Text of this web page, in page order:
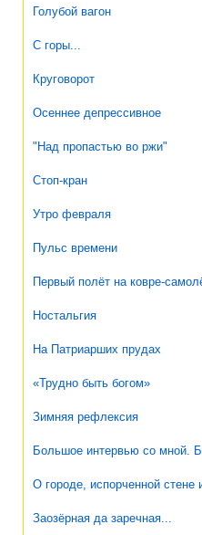
Голубой вагон
С горы...
Круговорот
Осеннее депрессивное
"Над пропастью во ржи"
Стоп-кран
Утро февраля
Пульс времени
Первый полёт на ковре-
Ностальгия
На Патриарших прудах
«Трудно быть богом»
Зимняя рефлексия
Большое интервью со мной.
О городе, испорченной стене
Заозёрная да заречная...